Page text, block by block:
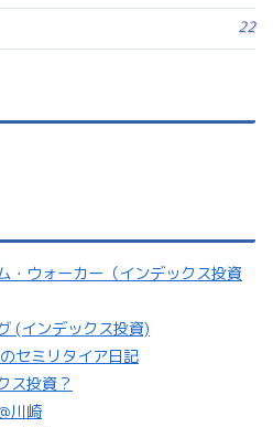
22
・ウォーカー（インデックス投資
(インデックス投資)
セミリタイア日記
ス投資？
川崎